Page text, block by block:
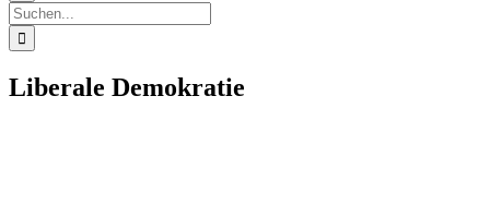
Suche
nach:
Liberale Demokratie